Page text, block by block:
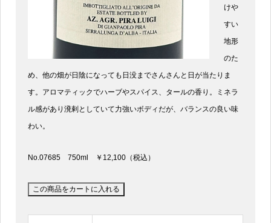
けや
すい
地形
のた
め、他の畑が日陰になっても日没までさんさんと日が当たりま
す。アロマティックでハーブやスパイス、タールの香り。ミネラ
ル感があり溌剌としていて力強いボディだが、バランスの良い味
わい。
No.07685 750ml ￥12,100（税込）